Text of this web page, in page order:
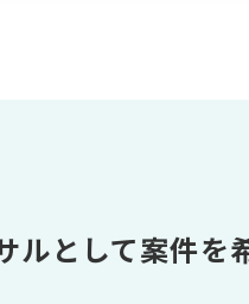
ルとして案件を